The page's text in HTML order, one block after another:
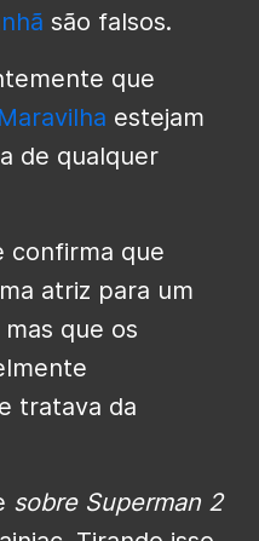
são falsos.
que
estejam
de qualquer
confirma que
atriz para um
que os
tratava da
sobre Superman 2